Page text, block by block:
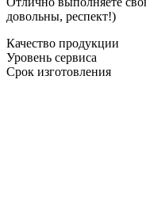
довольны, респект!)
Качество продукции
Уровень сервиса
Срок изготовления